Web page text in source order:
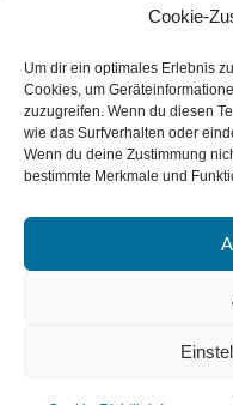
Cookie-
Um dir ein optimales Erlebnis
Cookies, um
zuzugreifen. Wenn du diesen
wie das Surfverhalten oder
Wenn du deine Zustimmung
bestimmte Merkmale und
WIR FREUEN
IHRE
GESUNDHEIT
HERZEN.
Kontakt aufnehmen